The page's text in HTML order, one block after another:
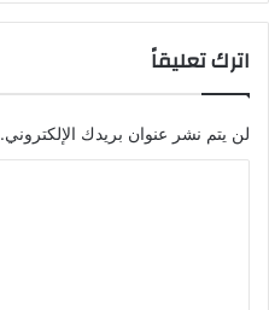
اترك تعليقاً
لن يتم نشر عنوان بريدك الإلكتروني.